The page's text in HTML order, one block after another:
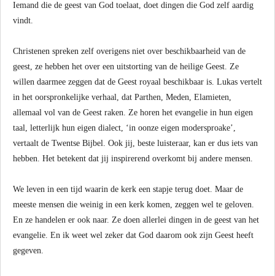
Iemand die de geest van God toelaat, doet dingen die God zelf aardig
vindt.
Christenen spreken zelf overigens niet over beschikbaarheid van de
geest, ze hebben het over een uitstorting van de heilige Geest. Ze
willen daarmee zeggen dat de Geest royaal beschikbaar is. Lukas vertelt
in het oorspronkelijke verhaal, dat Parthen, Meden, Elamieten,
allemaal vol van de Geest raken. Ze horen het evangelie in hun eigen
taal, letterlijk hun eigen dialect, ‘in oonze eigen modersproake’,
vertaalt de Twentse Bijbel. Ook jij, beste luisteraar, kan er dus iets van
hebben. Het betekent dat jij inspirerend overkomt bij andere mensen.
We leven in een tijd waarin de kerk een stapje terug doet. Maar de
meeste mensen die weinig in een kerk komen, zeggen wel te geloven.
En ze handelen er ook naar. Ze doen allerlei dingen in de geest van het
evangelie. En ik weet wel zeker dat God daarom ook zijn Geest heeft
gegeven.